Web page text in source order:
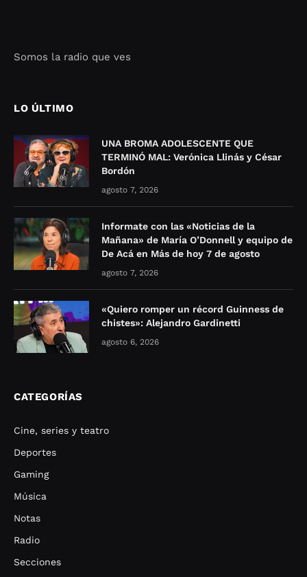
Somos la radio que ves
LO ÚLTIMO
UNA BROMA ADOLESCENTE QUE
TERMINÓ MAL: Verónica Llinás y César
Bordón
agosto 7, 2026
Informate con las «Noticias de la
Mañana» de María O’Donnell y equipo de
De Acá en Más de hoy 7 de agosto
agosto 7, 2026
«Quiero romper un récord Guinness de
chistes»: Alejandro Gardinetti
agosto 6, 2026
CATEGORÍAS
Cine, series y teatro
Deportes
Gaming
Música
Notas
Radio
Secciones